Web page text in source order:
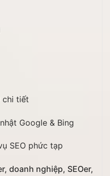
chi tiết
Google & Bing
SEO phức tạp
doanh nghiệp, SEOer,